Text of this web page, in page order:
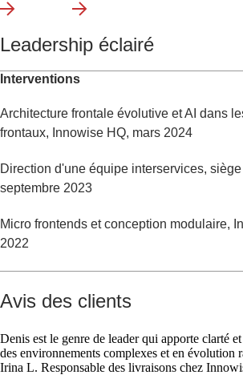
Leadership éclairé
Interventions
Architecture frontale évolutive et AI dans
frontaux, Innowise HQ, mars 2024
Direction d'une équipe interservices,
septembre 2023
Micro frontends et conception modulaire,
2022
Avis des clients
Denis est le genre de leader qui apporte clarté
des environnements complexes et en évolution
Irina L. Responsable des livraisons chez